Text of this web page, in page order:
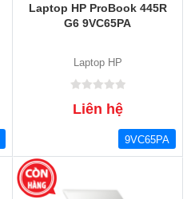
Laptop HP ProBook 445R
G6 9VC65PA
Laptop HP
Liên hệ
9VC65PA